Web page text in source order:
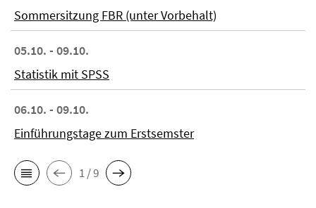
Sommersitzung FBR (unter Vorbehalt)
05.10. - 09.10.
Statistik mit SPSS
06.10. - 09.10.
Einführungstage zum Erstsemster
1 / 9